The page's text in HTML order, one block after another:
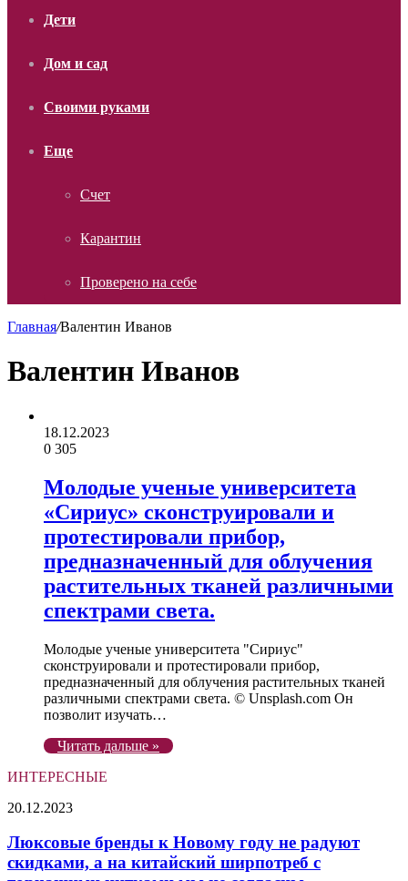
Дети
Дом и сад
Своими руками
Еще
Счет
Карантин
Проверено на себе
Главная/Валентин Иванов
Валентин Иванов
18.12.2023
0 305
Молодые ученые университета
«Сириус» сконструировали и
протестировали прибор,
предназначенный для облучения
растительных тканей различными
спектрами света.
Молодые ученые университета "Сириус"
сконструировали и протестировали прибор,
предназначенный для облучения растительных тканей
различными спектрами света. © Unsplash.com Он
позволит изучать…
Читать дальше »
ИНТЕРЕСНЫЕ
Люксовые
к
году
20.12.2023
Люксовые бренды к Новому году не радуют
скидками, а на китайский ширпотреб с